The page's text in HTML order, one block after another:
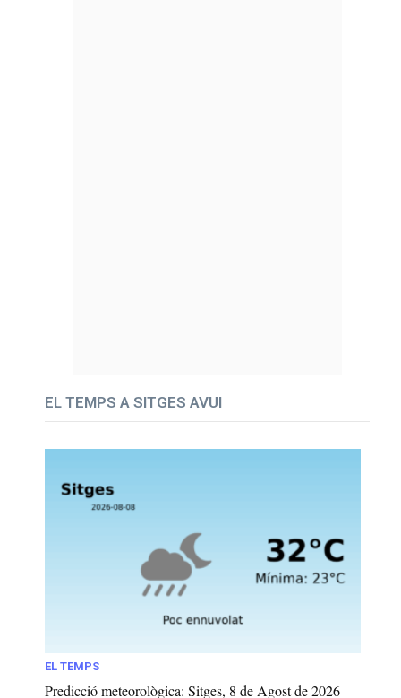
EL TEMPS A SITGES AVUI
EL TEMPS
Predicció meteorològica: Sitges, 8 de Agost de 2026